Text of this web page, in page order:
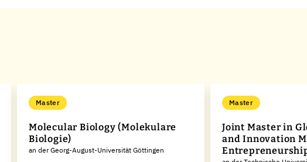
Master
Molecular Biology (Molekulare
Biologie)
an der Georg-August-Universität Göttingen
Master
Joint Master in
and Innovation